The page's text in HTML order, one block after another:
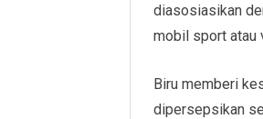
diasosiasikan
mobil sport atau
Biru memberi
dipersepsikan